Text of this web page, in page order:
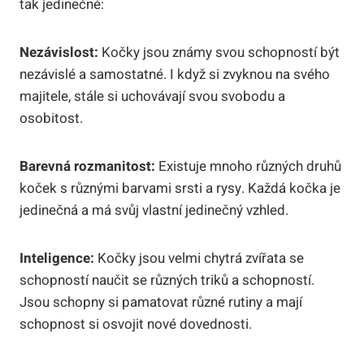
tak jedinečné:
Nezávislost: Kočky jsou známy svou schopností být
nezávislé a samostatné. I když si zvyknou na svého
majitele, stále si uchovávají svou svobodu a
osobitost.
Barevná rozmanitost: Existuje mnoho různých druhů
koček s různými barvami srsti a rysy. Každá kočka je
jedinečná a má svůj vlastní jedinečný vzhled.
Inteligence: Kočky jsou velmi chytrá zvířata se
schopností naučit se různých triků a schopností.
Jsou schopny si pamatovat různé rutiny a mají
schopnost si osvojit nové dovednosti.